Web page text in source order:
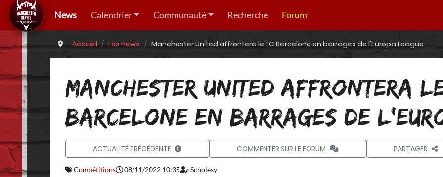
News Calendrier Communauté Recherche Forum
Accueil Les news Manchester United affrontera le FC Barcelone en barrages de l'Europa League
MANCHESTER UNITED AFFRONTERA
BARCELONE EN BARRAGES DE
ACTUALITÉ PRÉCÉDENTE COMMENTER SUR LE FORUM PARTAGER
Compétitions 08/11/2022 10:35 Scholesy